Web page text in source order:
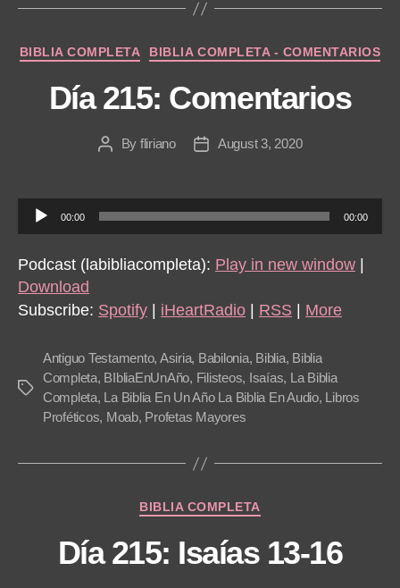
r
Categories
BIBLIA COMPLETA BIBLIA COMPLETA - COMENTARIOS
Día 215: Comentarios
PostBy fliriano
PostAugust 3, 2020
u
d
i
o
a
y
00:00 00:00
Podcast (labibliacompleta): Play in new window
Download
Subscribe: Spotify iHeartRadio RSS More
Tags
Antiguo Testamento, Asiria, Babilonia, Biblia, Biblia
Completa, BIbliaEnUnAño, Filisteos, Isaías, La Biblia
Completa, La Biblia En Un Año La Biblia En Audio, Libros
Proféticos, Moab, Profetas Mayores
Categories
BIBLIA COMPLETA
Día 215: Isaías 13-16